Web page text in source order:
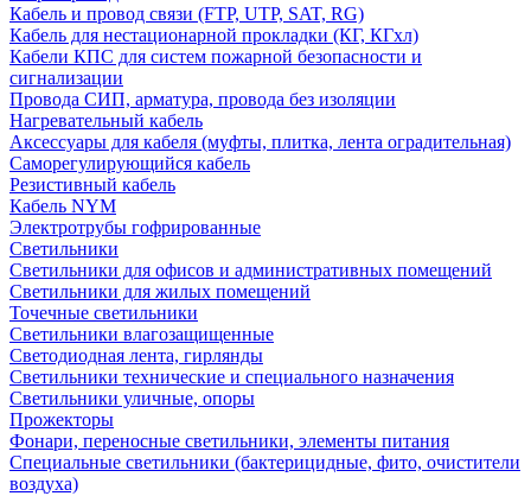
Кабель и провод связи (FTP, UTP, SAT, RG)
Кабель для нестационарной прокладки (КГ, КГхл)
Кабели КПС для систем пожарной безопасности и
сигнализации
Провода СИП, арматура, провода без изоляции
Нагревательный кабель
Аксессуары для кабеля (муфты, плитка, лента оградительная)
Саморегулирующийся кабель
Резистивный кабель
Кабель NYM
Электротрубы гофрированные
Светильники
Светильники для офисов и административных помещений
Светильники для жилых помещений
Точечные светильники
Светильники влагозащищенные
Светодиодная лента, гирлянды
Светильники технические и специального назначения
Светильники уличные, опоры
Прожекторы
Фонари, переносные светильники, элементы питания
Специальные светильники (бактерицидные, фито, очистители
воздуха)